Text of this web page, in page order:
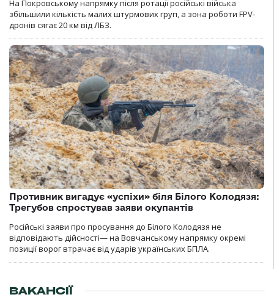
На Покровському напрямку після ротації російські війська
збільшили кількість малих штурмових груп, а зона роботи FPV-
дронів сягає 20 км від ЛБЗ.
Противник вигадує «успіхи» біля Білого Колодязя:
Трегубов спростував заяви окупантів
Російські заяви про просування до Білого Колодязя не
відповідають дійсності— на Вовчанському напрямку окремі
позиції ворог втрачає від ударів українських БПЛА.
ВАКАНСІЇ